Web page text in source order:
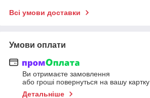
Всі умови доставки
Умови оплати
Ви отримаєте замовлення
або гроші повернуться на вашу картку
Детальніше